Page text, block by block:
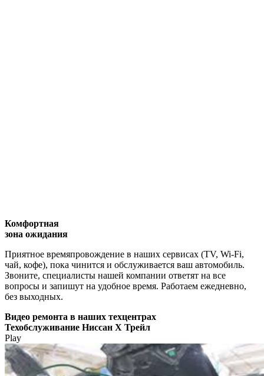
Комфортная
зона ожидания
Приятное времяпровождение в наших сервисах (TV, Wi-Fi,
чай, кофе), пока чинится и обслуживается ваш автомобиль.
Звоните, специалисты нашей компании ответят на все
вопросы и запишут на удобное время. Работаем ежедневно,
без выходных.
Видео ремонта в наших техцентрах
Техобслуживание Ниссан Х Трейл
Play